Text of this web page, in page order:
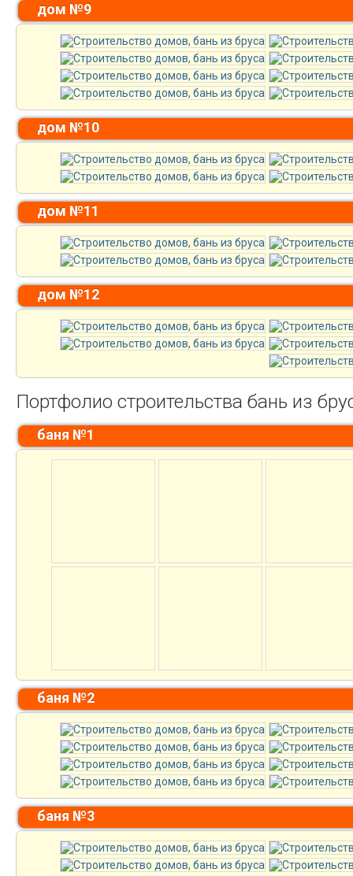
дом №9
дом №10
дом №11
дом №12
Портфолио строительства бань из
баня №1
баня №2
баня №3